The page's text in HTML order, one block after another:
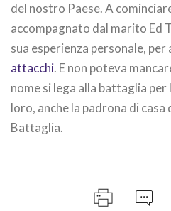
del nostro Paese. A
accompagnato dal marito Ed
sua esperienza personale,
attacchi. E non poteva
nome si lega alla battaglia per
loro, anche la padrona di casa
Battaglia.